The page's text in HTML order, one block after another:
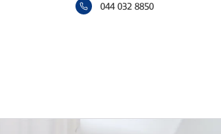
044 032 8850